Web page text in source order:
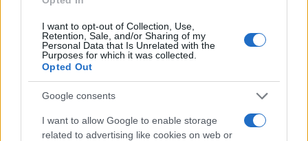
I want to opt-out of Collection, Use,
Retention, Sale, and/or Sharing of my
Personal Data that Is Unrelated with the
Purposes for which it was collected.
Opted Out
Google consents
I want to allow Google to enable storage
related to advertising like cookies on web or
Σχολίασε εδώ
50 /50